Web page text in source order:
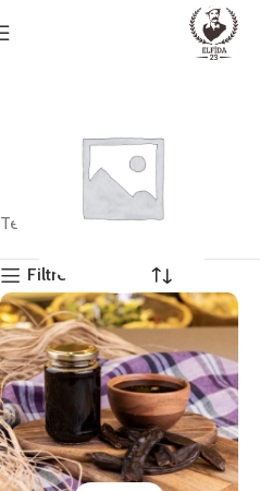
Genel
1 ürün
Tek bir sonuç gösteriliyor
Filtreleri Göster